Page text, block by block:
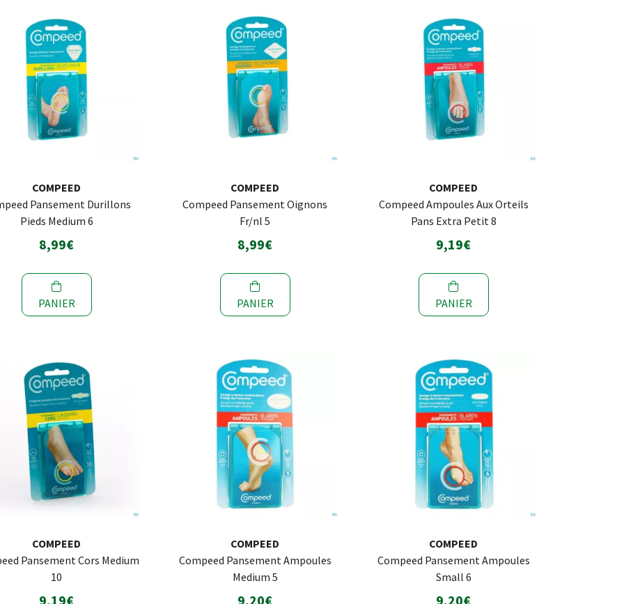
COMPEED
Pansement Durillons
Pieds Medium 6
8,99€
PANIER
COMPEED
Compeed Pansement Oignons
Fr/nl 5
8,99€
PANIER
COMPEED
Compeed Ampoules Aux Orteils
Pans Extra Petit 8
9,19€
PANIER
COMPEED
Pansement Cors Medium
10
9,19€
COMPEED
Compeed Pansement Ampoules
Medium 5
9,20€
COMPEED
Compeed Pansement Ampoules
Small 6
9,20€